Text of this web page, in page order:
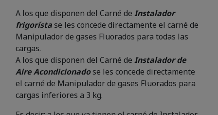
A los que disponen del Carné de Instalador
frigorístase les concede directamente el carné de
Manipulador de gases Fluorados para todas las
cargas.
A los que disponen del Carné de Instalador de
Aire Acondicionadose les concede directamente
el carné de Manipulador de gases Fluorados para
cargas inferiores a 3 kg.